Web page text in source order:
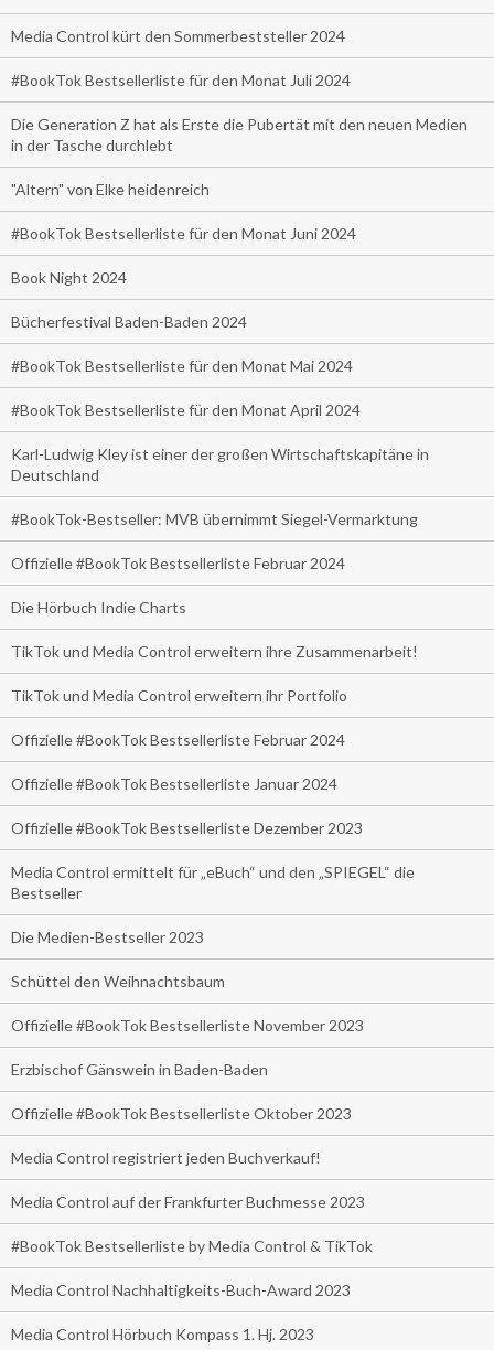
Media Control kürt den Sommerbeststeller 2024
#BookTok Bestsellerliste für den Monat Juli 2024
Die Generation Z hat als Erste die Pubertät mit den neuen Medien
in der Tasche durchlebt
"Altern" von Elke heidenreich
#BookTok Bestsellerliste für den Monat Juni 2024
Book Night 2024
Bücherfestival Baden-Baden 2024
#BookTok Bestsellerliste für den Monat Mai 2024
#BookTok Bestsellerliste für den Monat April 2024
Karl-Ludwig Kley ist einer der großen Wirtschaftskapitäne in
Deutschland
#BookTok-Bestseller: MVB übernimmt Siegel-Vermarktung
Offizielle #BookTok Bestsellerliste Februar 2024
Die Hörbuch Indie Charts
TikTok und Media Control erweitern ihre Zusammenarbeit!
TikTok und Media Control erweitern ihr Portfolio
Offizielle #BookTok Bestsellerliste Februar 2024
Offizielle #BookTok Bestsellerliste Januar 2024
Offizielle #BookTok Bestsellerliste Dezember 2023
Media Control ermittelt für „eBuch“ und den „SPIEGEL“ die
Bestseller
Die Medien-Bestseller 2023
Schüttel den Weihnachtsbaum
Offizielle #BookTok Bestsellerliste November 2023
Erzbischof Gänswein in Baden-Baden
Offizielle #BookTok Bestsellerliste Oktober 2023
Media Control registriert jeden Buchverkauf!
Media Control auf der Frankfurter Buchmesse 2023
#BookTok Bestsellerliste by Media Control & TikTok
Media Control Nachhaltigkeits-Buch-Award 2023
Media Control Hörbuch Kompass 1. Hj. 2023